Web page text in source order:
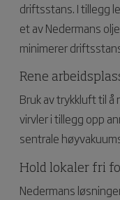
driftsstans. I tillegg
et av Nedermans
minimerer
Rene
Bruk av trykkluft til
virvler i tillegg opp
sentrale
Hold lokaler fri
Nedermans